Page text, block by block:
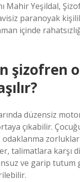
Mahir Yeşildal,
paranoyak
içinde
şizofren
düzensiz
çıkabilir.
odaklanma
talimatlara karşı
ve garip